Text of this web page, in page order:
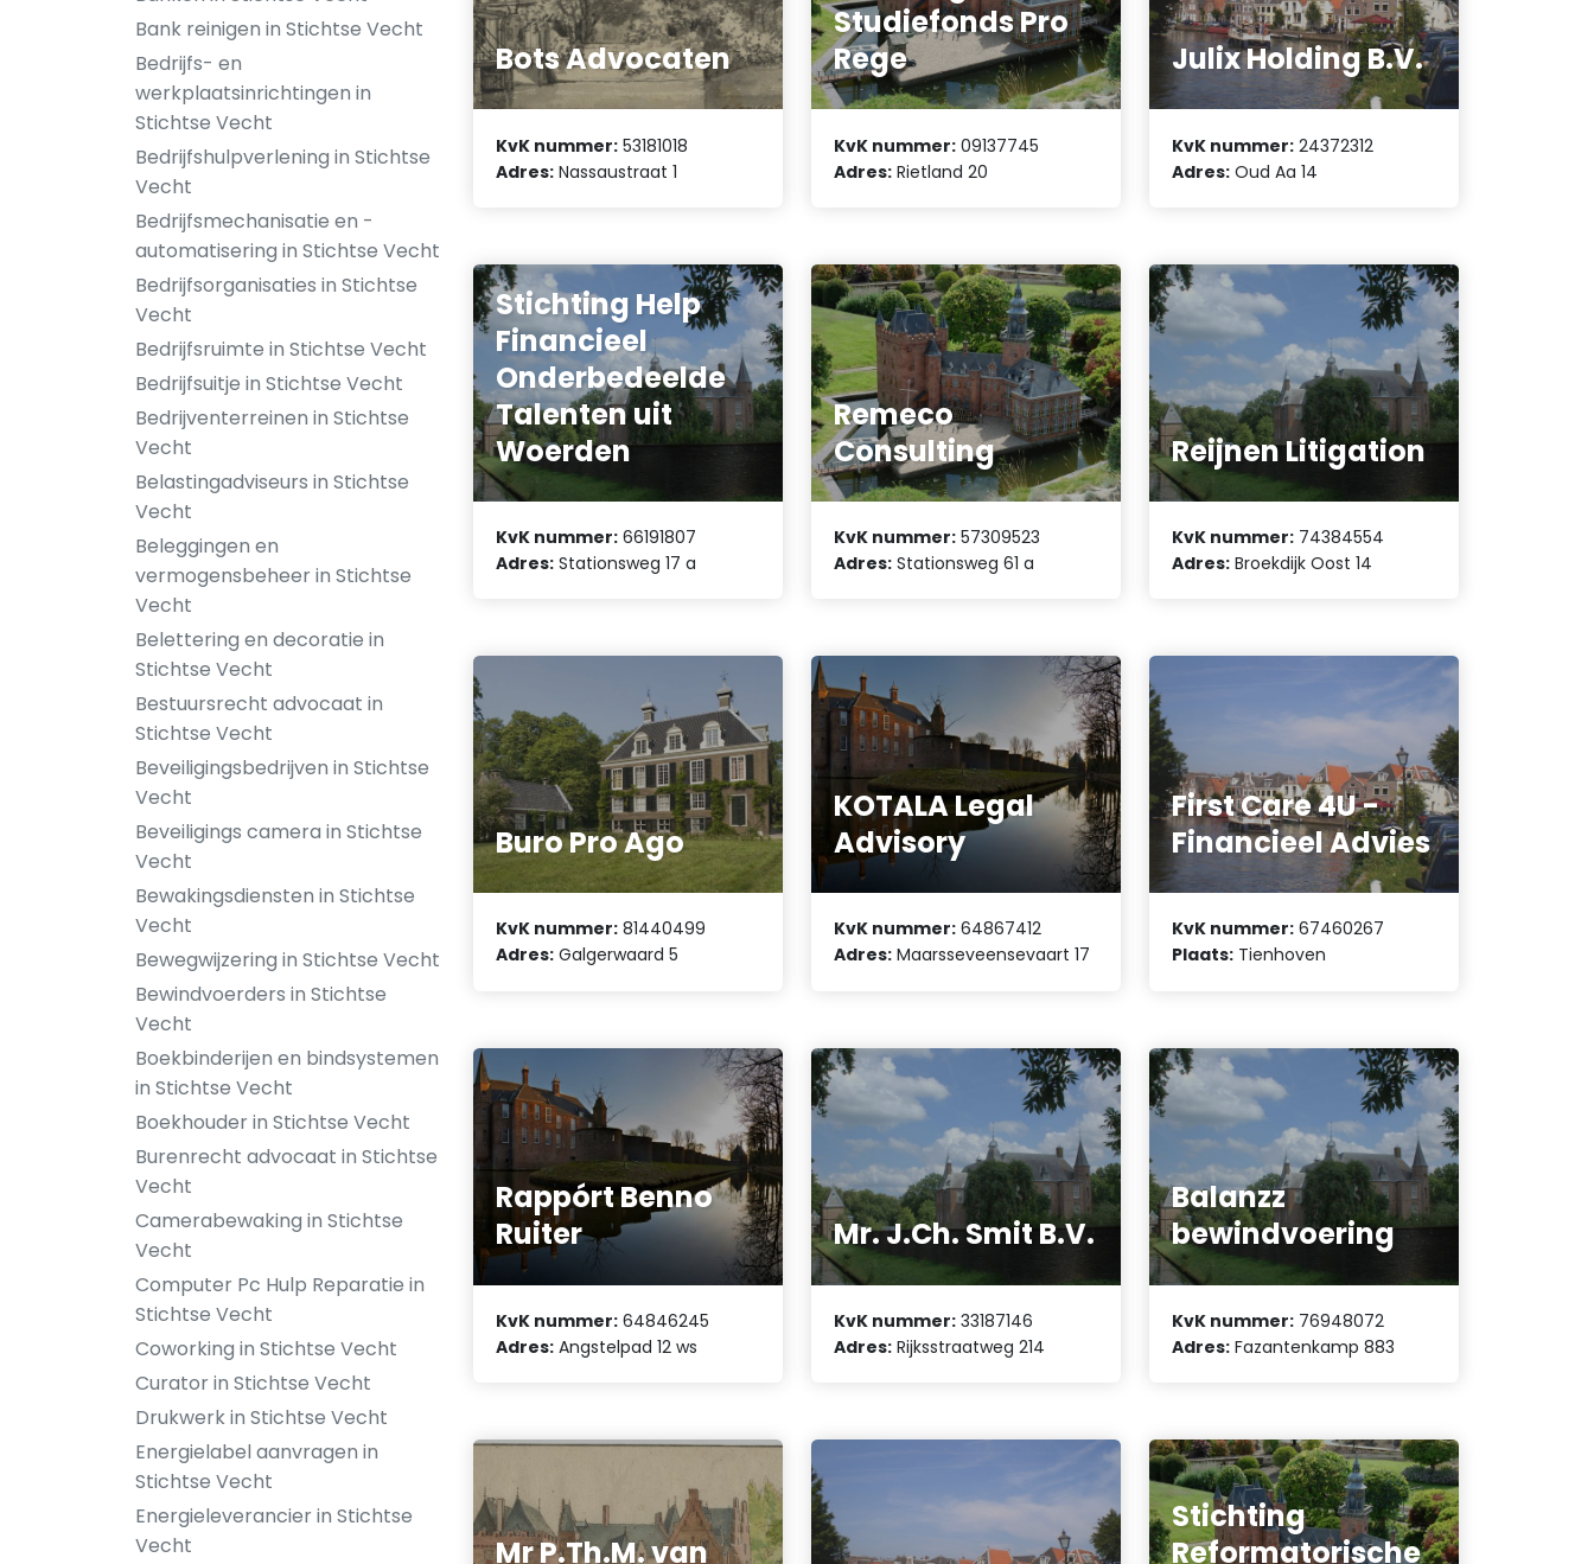
Bank reinigen in Stichtse Vecht
Bedrijfs- en
werkplaatsinrichtingen in
Stichtse Vecht
Bedrijfshulpverlening in Stichtse
Vecht
Bedrijfsmechanisatie en -
automatisering in Stichtse Vecht
Bedrijfsorganisaties in Stichtse
Vecht
Bedrijfsruimte in Stichtse Vecht
Bedrijfsuitje in Stichtse Vecht
Bedrijventerreinen in Stichtse
Vecht
Belastingadviseurs in Stichtse
Vecht
Beleggingen en
vermogensbeheer in Stichtse
Vecht
Belettering en decoratie in
Stichtse Vecht
Bestuursrecht advocaat in
Stichtse Vecht
Beveiligingsbedrijven in Stichtse
Vecht
Beveiligings camera in Stichtse
Vecht
Bewakingsdiensten in Stichtse
Vecht
Bewegwijzering in Stichtse Vecht
Bewindvoerders in Stichtse
Vecht
Boekbinderijen en bindsystemen
in Stichtse Vecht
Boekhouder in Stichtse Vecht
Burenrecht advocaat in Stichtse
Vecht
Camerabewaking in Stichtse
Vecht
Computer Pc Hulp Reparatie in
Stichtse Vecht
Coworking in Stichtse Vecht
Curator in Stichtse Vecht
Drukwerk in Stichtse Vecht
Energielabel aanvragen in
Stichtse Vecht
Energieleverancier in Stichtse
Vecht
Bots Advocaten
KvK nummer: 53181018
Adres: Nassaustraat 1
Studiefonds Pro
Rege
KvK nummer: 09137745
Adres: Rietland 20
Julix Holding B.V.
KvK nummer: 24372312
Adres: Oud Aa 14
Stichting Help
Financieel
Onderbedeelde
Talenten uit
Woerden
KvK nummer: 66191807
Adres: Stationsweg 17 a
Remeco
Consulting
KvK nummer: 57309523
Adres: Stationsweg 61 a
Reijnen Litigation
KvK nummer: 74384554
Adres: Broekdijk Oost 14
Buro Pro Ago
KvK nummer: 81440499
Adres: Galgerwaard 5
KOTALA Legal
Advisory
KvK nummer: 64867412
Adres: Maarsseveensevaart 17
First Care 4U -
Financieel Advies
KvK nummer: 67460267
Plaats: Tienhoven
Rappórt Benno
Ruiter
KvK nummer: 64846245
Adres: Angstelpad 12 ws
Mr. J.Ch. Smit B.V.
KvK nummer: 33187146
Adres: Rijksstraatweg 214
Balanzz
bewindvoering
KvK nummer: 76948072
Adres: Fazantenkamp 883
Mr P.Th.M. van
Stichting
Reformatorische